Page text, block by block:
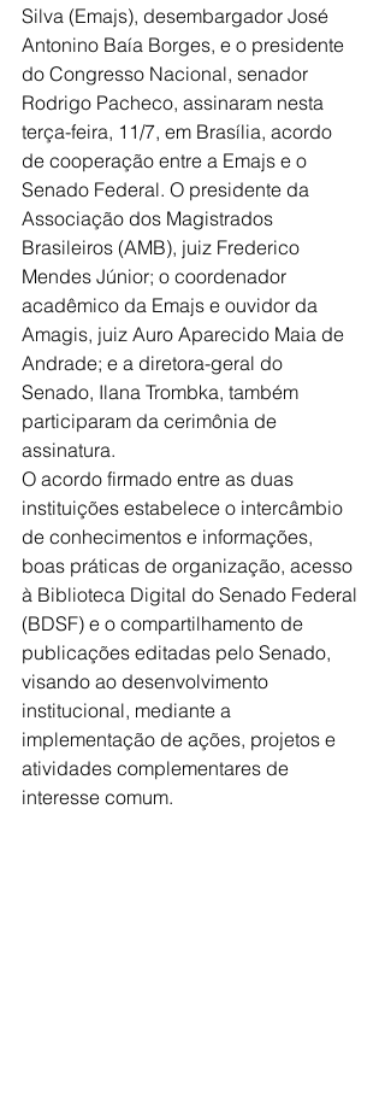
Silva (Emajs), desembargador José
Antonino Baía Borges, e o presidente
do Congresso Nacional, senador
Rodrigo Pacheco, assinaram nesta
terça-feira, 11/7, em Brasília, acordo
de cooperação entre a Emajs e o
Senado Federal. O presidente da
Associação dos Magistrados
Brasileiros (AMB), juiz Frederico
Mendes Júnior; o coordenador
acadêmico da Emajs e ouvidor da
Amagis, juiz Auro Aparecido Maia de
Andrade; e a diretora-geral do
Senado, Ilana Trombka, também
participaram da cerimônia de
assinatura.
O acordo firmado entre as duas
instituições estabelece o intercâmbio
de conhecimentos e informações,
boas práticas de organização, acesso
à Biblioteca Digital do Senado Federal
(BDSF) e o compartilhamento de
publicações editadas pelo Senado,
visando ao desenvolvimento
institucional, mediante a
implementação de ações, projetos e
atividades complementares de
interesse comum.